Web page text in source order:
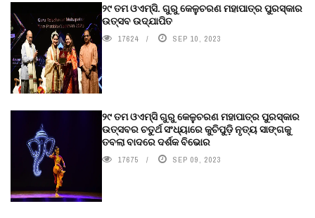
୨୯ ତମ ଓଏମ୍‌ସି. ଗୁରୁ କେଳୁଚରଣ ମହାପାତ୍ର ପୁରସ୍କାର
ଉତ୍ସବ ଉଦ୍‍ଯାପିତ
17624 SEP 10, 2023
୨୯ ତମ ଓଏମ୍‌ସି ଗୁରୁ କେଳୁଚରଣ ମହାପାତ୍ର ପୁରସ୍କାର
ଉତ୍ସବର ଚତୁର୍ଥ ସଂଧ୍ୟାରେ କୁଚିପୁଡ଼ି ନୃତ୍ୟ ସାଙ୍ଗକୁ
ତବଲା ବାଦରେ ଦର୍ଶକ ବିଭୋର
17675 SEP 09, 2023